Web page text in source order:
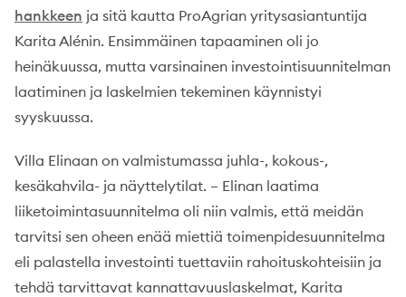
hankkeen ja sitä kautta ProAgrian yritysasiantuntija
Karita Alénin. Ensimmäinen tapaaminen oli jo
heinäkuussa, mutta varsinainen investointisuunnitelman
laatiminen ja laskelmien tekeminen käynnistyi
syyskuussa.
Villa Elinaan on valmistumassa juhla-, kokous-,
kesäkahvila- ja näyttelytilat. – Elinan laatima
liiketoimintasuunnitelma oli niin valmis, että meidän
tarvitsi sen oheen enää miettiä toimenpidesuunnitelma
eli palastella investointi tuettaviin rahoituskohteisiin ja
tehdä tarvittavat kannattavuuslaskelmat, Karita